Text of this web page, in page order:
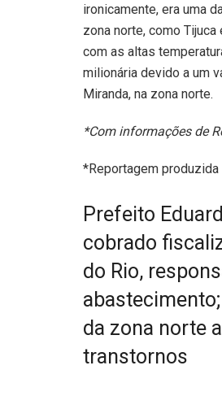
ironicamente, era uma
zona norte, como
com as altas
milionária devido a um
Miranda, na zona norte.
*Com informações de
*Reportagem
Prefeito
cobrado
do Rio,
da zona norte
transtornos